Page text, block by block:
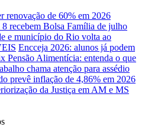
renovação de 60% em 2026
recebem Bolsa Família de julho
e município do Rio volta ao
Encceja 2026: alunos já podem
Pensão Alimentícia: entenda o que
chama atenção para assédio
prevê inflação de 4,86% em 2026
da Justiça em AM e MS